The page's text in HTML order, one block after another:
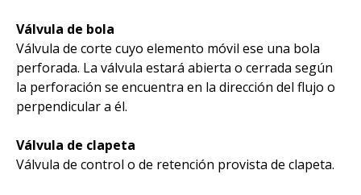
Válvula de bola
Válvula de corte cuyo elemento móvil ese una bola
perforada. La válvula estará abierta o cerrada según
la perforación se encuentra en la dirección del flujo o
perpendicular a él.
Válvula de clapeta
Válvula de control o de retención provista de clapeta.